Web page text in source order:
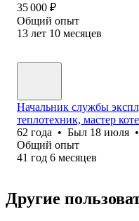
35 000 ₽
Общий опыт
13 лет 10 месяцев
Начальник службы
теплотехник, мастер
62 года • Был 18 июля •
Общий опыт
41 год 6 месяцев
Другие